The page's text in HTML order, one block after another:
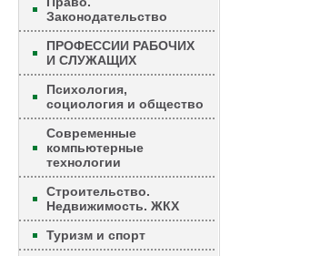
Законодательство
ПРОФЕССИИ РАБОЧИХ
И СЛУЖАЩИХ
Психология,
социология и общество
Современные
компьютерные
технологии
Строительство.
Недвижимость. ЖКХ
Туризм и спорт